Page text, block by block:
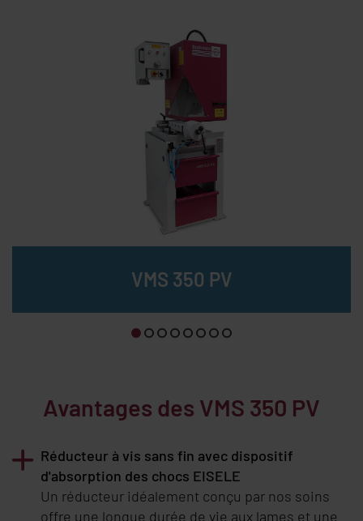
VMS 350 PV
Avantages des VMS 350 PV
Réducteur à vis sans fin avec dispositif
d'absorption des chocs EISELE
Un réducteur idéalement conçu par nos soins
offre une longue durée de vie aux lames et une